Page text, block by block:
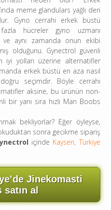
meme glandulars yağlı deri
Gyno cerrahi erkek büstü
hücreler gyno uzmanı
ve aynı zamanda onun ekibi
olduğunu. Gynectrol güvenli
yolları üzerine alternatifler
erkek büstü en aza nasıl
seçimdir. Böyle cerrahi
aksine, bu ürünün non-
bir yanı sıra hızlı Man Boobs
bekliyorlar? Eğer öyleyse,
sonra gecikme sipariş
içinde Kayseri, Türkiye
Jinekomasti
al